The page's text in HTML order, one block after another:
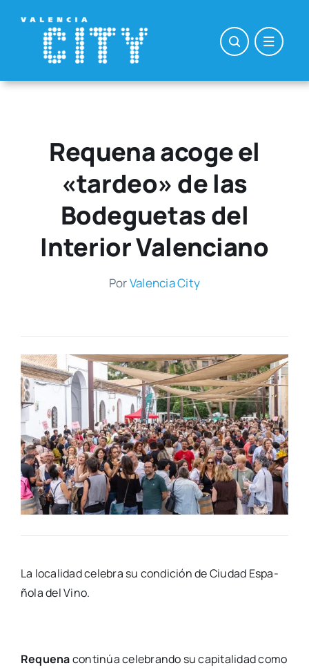
contenido
Requena acoge el
«tardeo» de las
Bodeguetas del
Interior Valenciano
PorValen­cia City
La loca­li­dad cele­bra su con­di­ción de Ciu­dad Espa­
ño­la del Vino.
Reque­nacon­ti­núa cele­bran­do su capi­ta­li­dad como